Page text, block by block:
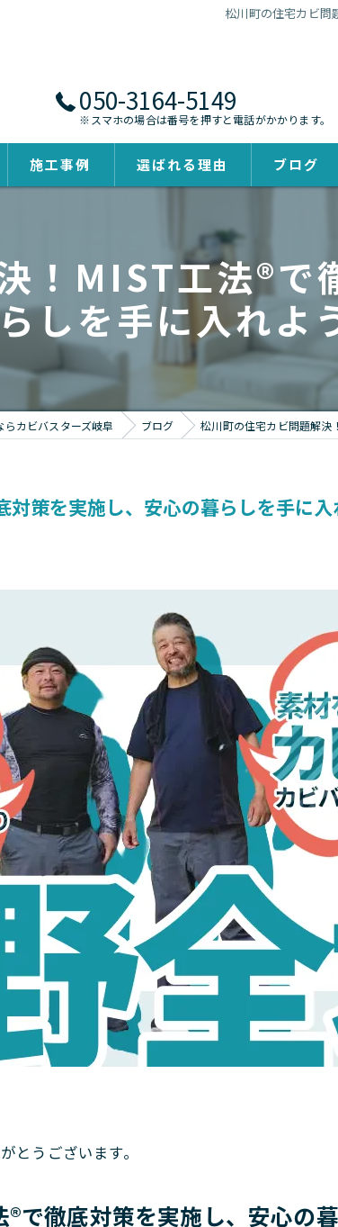
松川町の住宅カビ問
050-3164-5149
※スマホの場合は番号を押すと電話がかかります。
施工事例 選ばれる理由 ブログ
！MIST工法®で
しを手に入れよ
カビバスターズ岐阜 ブログ 松川町の住宅カビ問題解決
策を実施し、安心の暮らしを手に入
とうございます。
で徹底対策を実施し、安心の